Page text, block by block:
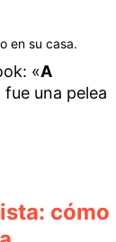
en su casa.
«A
una pelea
cómo